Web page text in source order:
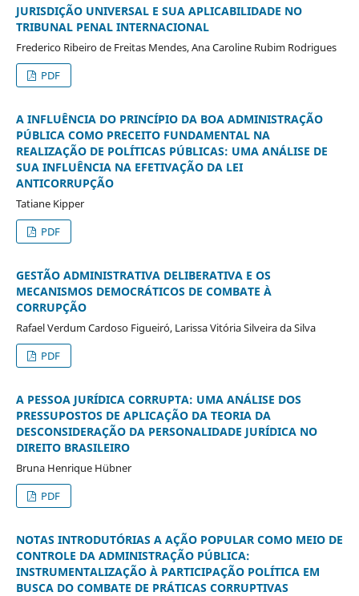
JURISDIÇÃO UNIVERSAL E SUA APLICABILIDADE NO
TRIBUNAL PENAL INTERNACIONAL
Frederico Ribeiro de Freitas Mendes, Ana Caroline Rubim Rodrigues
PDF
A INFLUÊNCIA DO PRINCÍPIO DA BOA ADMINISTRAÇÃO
PÚBLICA COMO PRECEITO FUNDAMENTAL NA
REALIZAÇÃO DE POLÍTICAS PÚBLICAS: UMA ANÁLISE DE
SUA INFLUÊNCIA NA EFETIVAÇÃO DA LEI
ANTICORRUPÇÃO
Tatiane Kipper
PDF
GESTÃO ADMINISTRATIVA DELIBERATIVA E OS
MECANISMOS DEMOCRÁTICOS DE COMBATE À
CORRUPÇÃO
Rafael Verdum Cardoso Figueiró, Larissa Vitória Silveira da Silva
PDF
A PESSOA JURÍDICA CORRUPTA: UMA ANÁLISE DOS
PRESSUPOSTOS DE APLICAÇÃO DA TEORIA DA
DESCONSIDERAÇÃO DA PERSONALIDADE JURÍDICA NO
DIREITO BRASILEIRO
Bruna Henrique Hübner
PDF
NOTAS INTRODUTÓRIAS A AÇÃO POPULAR COMO MEIO DE
CONTROLE DA ADMINISTRAÇÃO PÚBLICA:
INSTRUMENTALIZAÇÃO À PARTICIPAÇÃO POLÍTICA EM
BUSCA DO COMBATE DE PRÁTICAS CORRUPTIVAS